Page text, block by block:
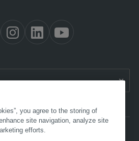
Tilgjengelighet
you agree to the storing of
site navigation, analyze site
efforts.